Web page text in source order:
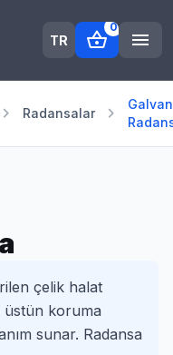
TR shopping_basket
0
menu
chevron_right Radansalar chevron_right
çelik halat
üstün koruma
sunar. Radansa